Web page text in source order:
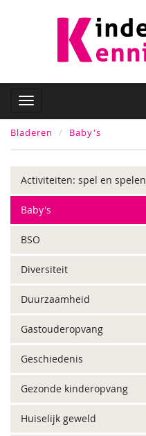
Bladeren Baby's
Activiteiten: spel en spelen
Baby's
BSO
Diversiteit
Duurzaamheid
Gastouderopvang
Geschiedenis
Gezonde kinderopvang
Huiselijk geweld